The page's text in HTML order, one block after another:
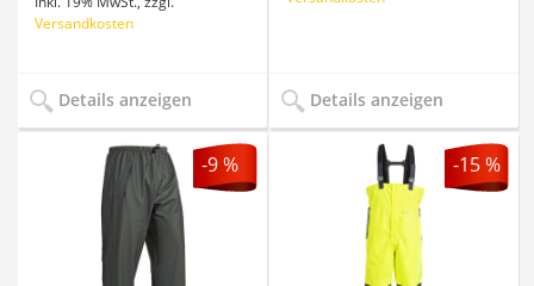
Versandkosten
Details anzeigen Details anzeigen
-9 % -15 %